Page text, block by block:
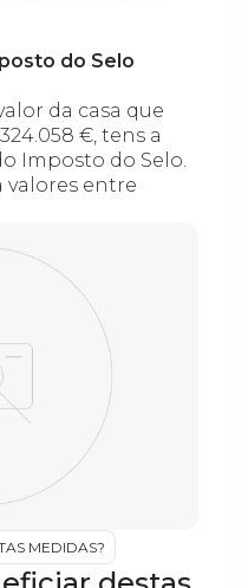
do Selo
da casa que
€, tens a
Imposto do Selo.
valores entre
MEDIDAS?